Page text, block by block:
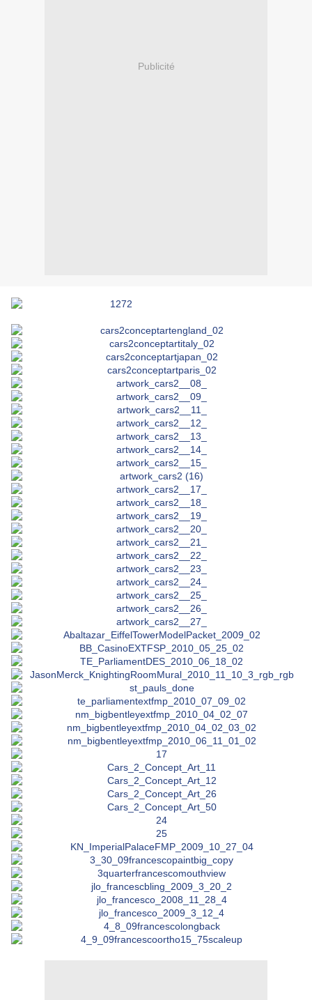
Publicité